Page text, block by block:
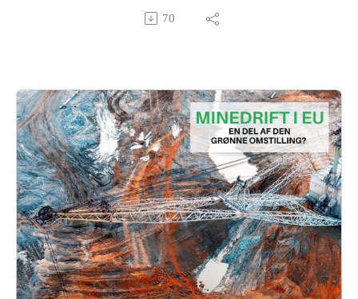
verden. Denne episode står i vejrets tegn, et vejr der bliver mere
og mere ekstremt som følge af klimaforandringerne.
han bekræfter at det ekstreme vejr har taget til de seneste år.
Men måske er der håb, fordi forandringerne er så konkrete, at de
måske kan gøre det nemmere at sluge nye grønne tiltag.
Lyt med, når vi stiller skarpt på vejr - og nye muligheder.
--
The Green Deal Podcast er produceret af podPeople i
samarbejde med Aloud Media for Euranet Plus.
70